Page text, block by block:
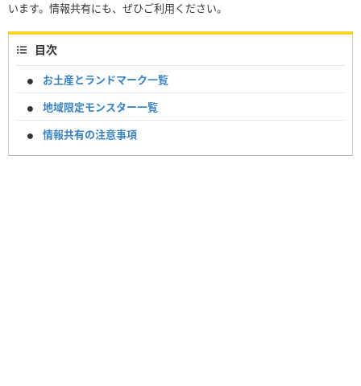
います。情報共有にも、ぜひご利用ください。
目次
お土産とランドマーク一覧
地域限定モンスター一覧
情報共有の注意事項